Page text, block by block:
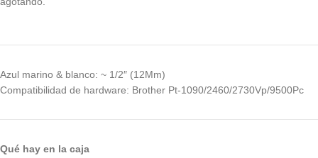
Azul marino & blanco: ~ 1/2″ (12Mm)
Compatibilidad de hardware: Brother Pt-1090/2460/2730Vp/9500Pc
Qué hay en la caja